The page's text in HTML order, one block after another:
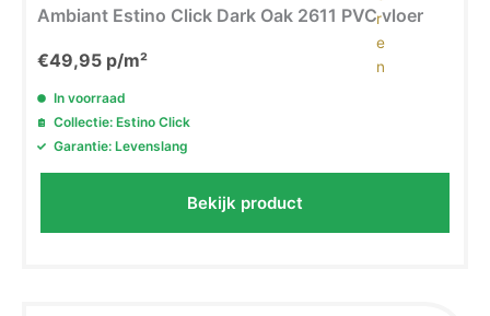
Ambiant Estino Click Dark Oak 2611 PVC vloer
€49,95 p/m²
In voorraad
Collectie: Estino Click
Garantie: Levenslang
Bekijk product